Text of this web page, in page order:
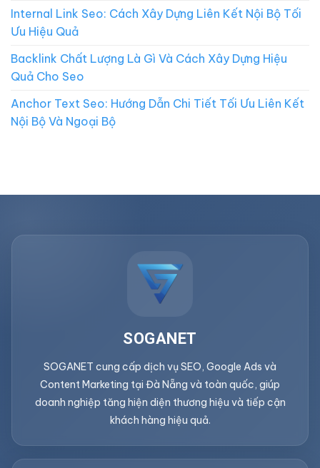
Internal Link Seo: Cách Xây Dựng Liên Kết Nội Bộ Tối
Ưu Hiệu Quả
Backlink Chất Lượng Là Gì Và Cách Xây Dựng Hiệu
Quả Cho Seo
Anchor Text Seo: Hướng Dẫn Chi Tiết Tối Ưu Liên Kết
Nội Bộ Và Ngoại Bộ
SOGANET
SOGANET cung cấp dịch vụ SEO, Google Ads và
Content Marketing tại Đà Nẵng và toàn quốc, giúp
doanh nghiệp tăng hiện diện thương hiệu và tiếp cận
khách hàng hiệu quả.